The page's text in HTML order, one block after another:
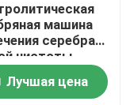
газа
машина
серебра
чистоты
99,99%
Лучшая цена